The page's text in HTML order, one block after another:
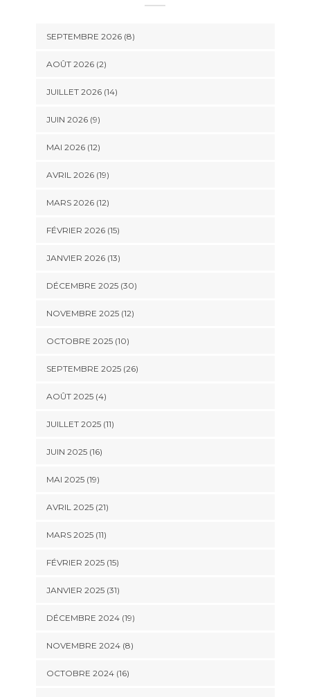
SEPTEMBRE 2026 (8)
AOÛT 2026 (2)
JUILLET 2026 (14)
JUIN 2026 (9)
MAI 2026 (12)
AVRIL 2026 (19)
MARS 2026 (12)
FÉVRIER 2026 (15)
JANVIER 2026 (13)
DÉCEMBRE 2025 (30)
NOVEMBRE 2025 (12)
OCTOBRE 2025 (10)
SEPTEMBRE 2025 (26)
AOÛT 2025 (4)
JUILLET 2025 (11)
JUIN 2025 (16)
MAI 2025 (19)
AVRIL 2025 (21)
MARS 2025 (11)
FÉVRIER 2025 (15)
JANVIER 2025 (31)
DÉCEMBRE 2024 (19)
NOVEMBRE 2024 (8)
OCTOBRE 2024 (16)